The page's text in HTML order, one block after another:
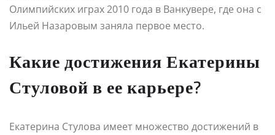
Олимпийских играх 2010 года в Ванкувере, где она с
Ильей Назаровым заняла первое место.
Какие достижения Екатерины
Стуловой в ее карьере?
Екатерина Стулова имеет множество достижений в